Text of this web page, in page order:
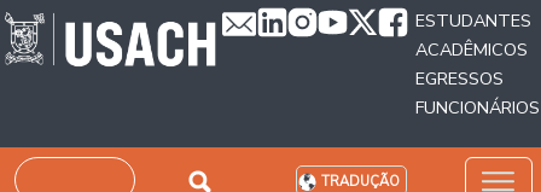
Passar para o conteúdo principal
ESTUDANTES
ACADÊMICOS
EGRESSOS
FUNCIONÁRIOS
Pesquisar TRADUÇÃO